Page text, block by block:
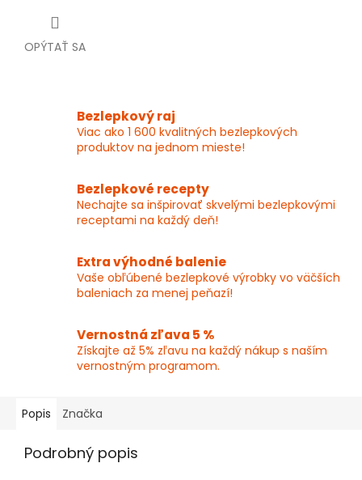
OPÝTAŤ SA
Bezlepkový raj
Viac ako 1 600 kvalitných bezlepkových
produktov na jednom mieste!
Bezlepkové recepty
Nechajte sa inšpirovať skvelými bezlepkovými
receptami na každý deň!
Extra výhodné balenie
Vaše obľúbené bezlepkové výrobky vo väčších
baleniach za menej peňazí!
Vernostná zľava 5 %
Získajte až 5% zľavu na každý nákup s naším
vernostným programom.
Popis Značka
Podrobný popis